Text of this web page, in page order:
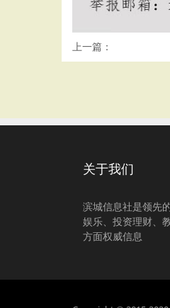
上一篇：
关于我们
滨城信息社是领先
娱乐、投资理财、
方面权威信息